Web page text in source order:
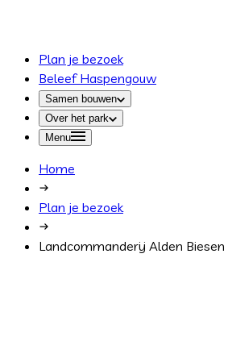
Plan je bezoek
Beleef Haspengouw
Samen bouwen
Over het park
Menu
Home
Plan je bezoek
Landcommanderij Alden Biesen